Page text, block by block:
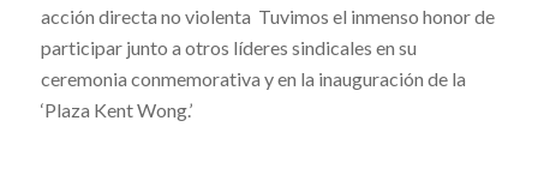
acción directa no violenta Tuvimos el inmenso honor de
participar junto a otros líderes sindicales en su
ceremonia conmemorativa y en la inauguración de la
‘Plaza Kent Wong.’